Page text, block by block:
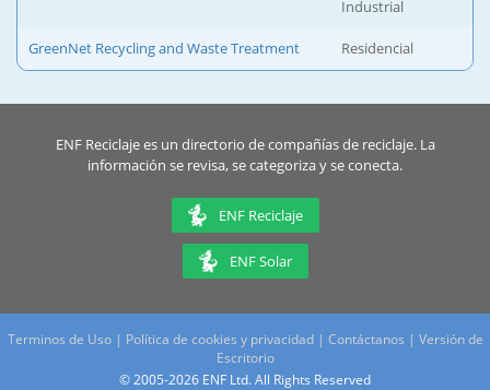
Industrial
GreenNet Recycling and Waste Treatment Residencial
ENF Reciclaje es un directorio de compañías de reciclaje. La
información se revisa, se categoriza y se conecta.
ENF Reciclaje
ENF Solar
Terminos de Uso| Política de cookies y privacidad| Contáctanos | Versión de
Escritorio
© 2005-2026 ENF Ltd. All Rights Reserved